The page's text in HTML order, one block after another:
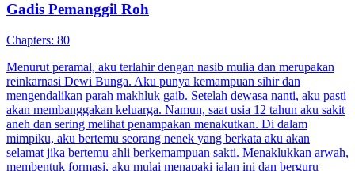
Gadis Pemanggil Roh
Chapters: 80
Menurut peramal, aku terlahir dengan nasib mulia dan merupakan
reinkarnasi Dewi Bunga. Aku punya kemampuan sihir dan
mengendalikan parah makhluk gaib. Setelah dewasa nanti, aku pasti
akan membanggakan keluarga. Namun, saat usia 12 tahun aku sakit
aneh dan sering melihat penampakan menakutkan. Di dalam
mimpiku, aku bertemu seorang nenek yang berkata aku akan
selamat jika bertemu ahli berkemampuan sakti. Menaklukkan arwah,
membentuk formasi, aku mulai menapaki jalan ini dan berguru